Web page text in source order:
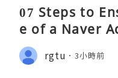
07 Steps to
e of a Naver
rgtu 3小時前